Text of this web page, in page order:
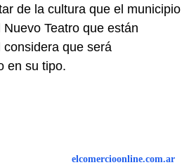
de la cultura que el municipio
Teatro que están
que será
en su tipo.
elcomercioonline.com.ar